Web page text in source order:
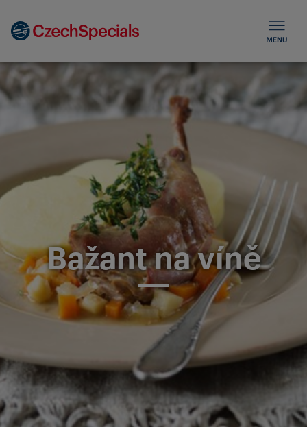
Bažant na víně